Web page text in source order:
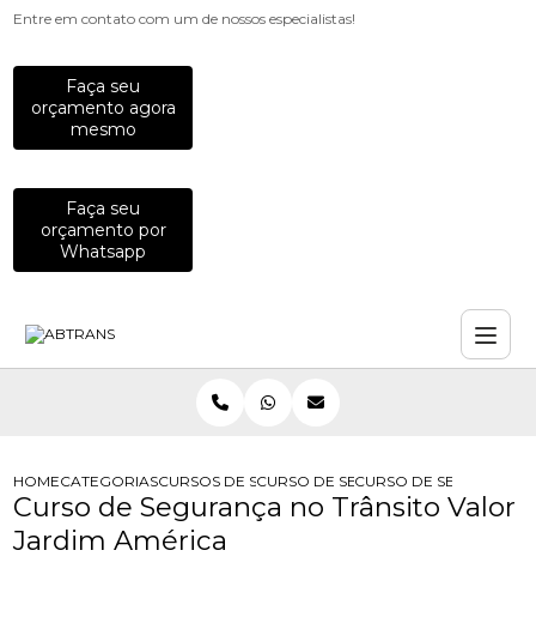
Entre em contato com um de nossos especialistas!
Faça seu
orçamento agora
mesmo
Faça seu
orçamento por
Whatsapp
HOMECATEGORIASCURSOS DE SEGURANCA NO TRANSITO
CURSO DE SEGURANCA NO
CURSO DE
Curso de Segurança no Trânsito Valor
Jardim América